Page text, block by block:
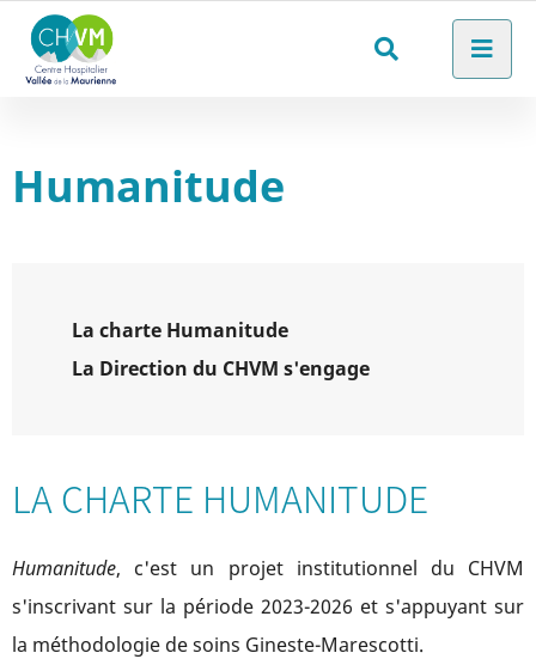
Aller à la recherche
Rechercher
Humanitude
La charte Humanitude
La Direction du CHVM s'engage
LA CHARTE HUMANITUDE
Humanitude, c'est un projet institutionnel du CHVM
s'inscrivant sur la période 2023-2026 et s'appuyant sur
la méthodologie de soins Gineste-Marescotti.